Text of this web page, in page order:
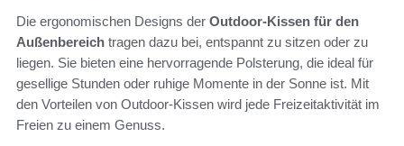
Die ergonomischen Designs der Outdoor-Kissen für den
Außenbereich tragen dazu bei, entspannt zu sitzen oder zu
liegen. Sie bieten eine hervorragende Polsterung, die ideal für
gesellige Stunden oder ruhige Momente in der Sonne ist. Mit
den Vorteilen von Outdoor-Kissen wird jede Freizeitaktivität im
Freien zu einem Genuss.